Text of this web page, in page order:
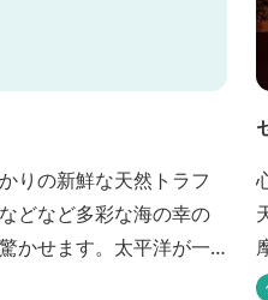
りの新鮮な天然トラフ
どなど多彩な海の幸の
かせます。太平洋が一